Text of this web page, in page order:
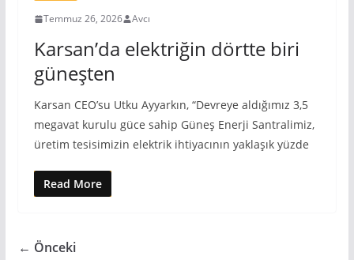
Temmuz 26, 2026 Avcı
Karsan’da elektriğin dörtte biri
güneşten
Karsan CEO’su Utku Ayyarkın, “Devreye aldığımız 3,5
megavat kurulu güce sahip Güneş Enerji Santralimiz,
üretim tesisimizin elektrik ihtiyacının yaklaşık yüzde
Read More
← Önceki